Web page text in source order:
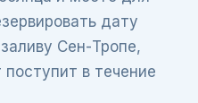
дату
Сен-Тропе,
в течение